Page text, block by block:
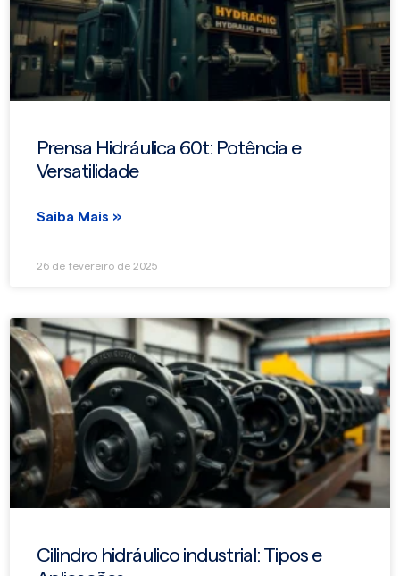
Prensa Hidráulica 60t: Potência e
Versatilidade
Saiba Mais »
26 de fevereiro de 2025
Cilindro hidráulico industrial: Tipos e